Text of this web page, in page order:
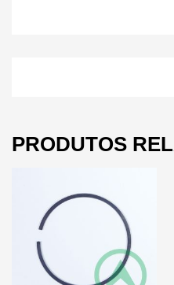
PRODUTOS